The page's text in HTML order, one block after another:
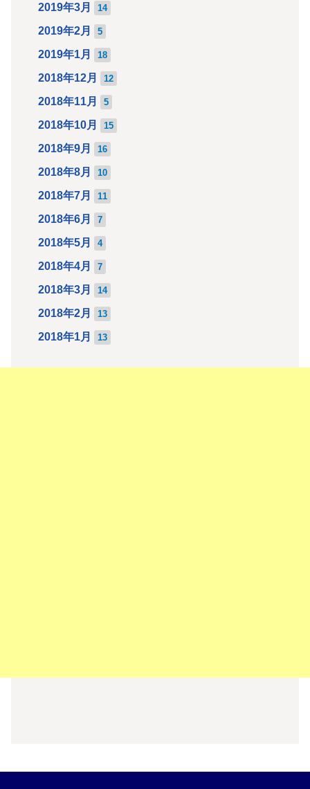
2019年3月 14
2019年2月 5
2019年1月 18
2018年12月 12
2018年11月 5
2018年10月 15
2018年9月 16
2018年8月 10
2018年7月 11
2018年6月 7
2018年5月 4
2018年4月 7
2018年3月 14
2018年2月 13
2018年1月 13